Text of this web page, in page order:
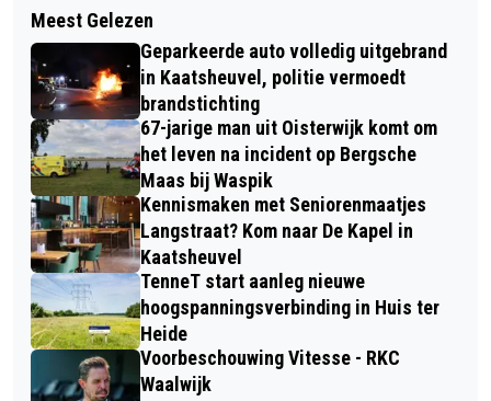
HOE KRIJG JE DE € 190 KORTING OP
JE ENERGIEREKENING?
Meest Gelezen
Geparkeerde auto volledig uitgebrand
in Kaatsheuvel, politie vermoedt
brandstichting
67-jarige man uit Oisterwijk komt om
het leven na incident op Bergsche
Maas bij Waspik
Kennismaken met Seniorenmaatjes
Langstraat? Kom naar De Kapel in
Kaatsheuvel
TenneT start aanleg nieuwe
hoogspanningsverbinding in Huis ter
Heide
Voorbeschouwing Vitesse - RKC
Waalwijk